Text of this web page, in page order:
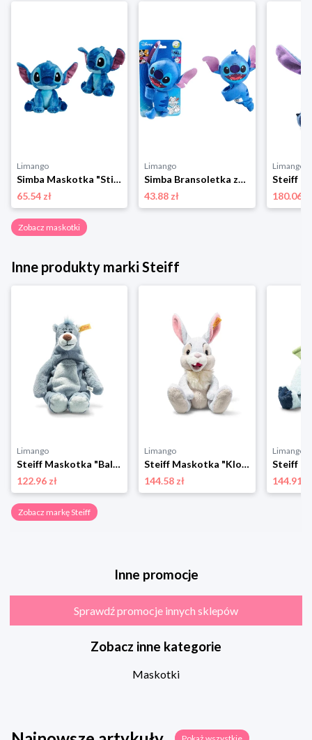
Limango
Simba Maskotka "Stitch" - 0+ rozmiar: onesize
65.54 zł
Limango
Simba Bransoletka zatrzaskowa "Stitch" - 3+ rozmiar: onesize
43.88 zł
Limango
180.06 zł
Zobacz maskotki
Inne produkty marki Steiff
Limango
Steiff Maskotka "Baloo" w kolorze błękitnym - 3+ rozmiar: onesize
122.96 zł
Limango
Steiff Maskotka "Klopfer Rabbit" w kolorze białym - 3+ rozmiar: onesize
144.58 zł
Limango
144.91 zł
Zobacz markę Steiff
Inne promocje
Sprawdź promocje innych sklepów
Zobacz inne kategorie
Maskotki
Pokaż wszystkie